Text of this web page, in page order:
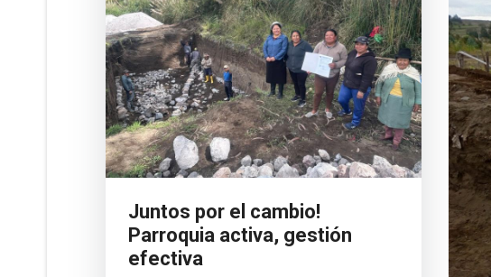
Juntos por el cambio!
Parroquia activa, gestión
efectiva